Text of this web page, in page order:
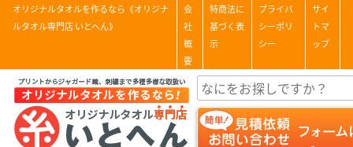
オリジナルタオルを作るなら《オリジナ
ルタオル専門店 いとへん》
会
社
概
要
特商法に
基づく表
示
プライバ
シーポリ
シー
サイ
トマ
ップ